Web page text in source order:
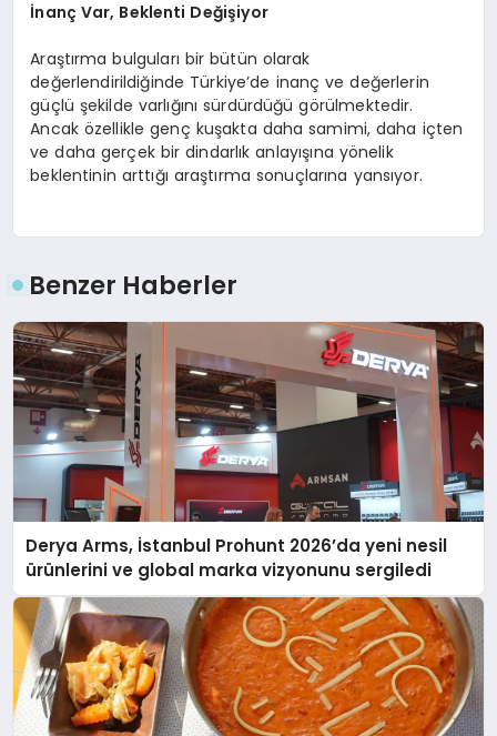
İnanç Var, Beklenti Değişiyor
Araştırma bulguları bir bütün olarak
değerlendirildiğinde Türkiye’de inanç ve değerlerin
güçlü şekilde varlığını sürdürdüğü görülmektedir.
Ancak özellikle genç kuşakta daha samimi, daha içten
ve daha gerçek bir dindarlık anlayışına yönelik
beklentinin arttığı araştırma sonuçlarına yansıyor.
Benzer Haberler
Derya Arms, İstanbul Prohunt 2026’da yeni nesil
ürünlerini ve global marka vizyonunu sergiledi